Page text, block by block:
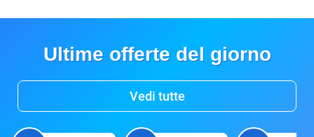
Ultime offerte del giorno
Vedi tutte